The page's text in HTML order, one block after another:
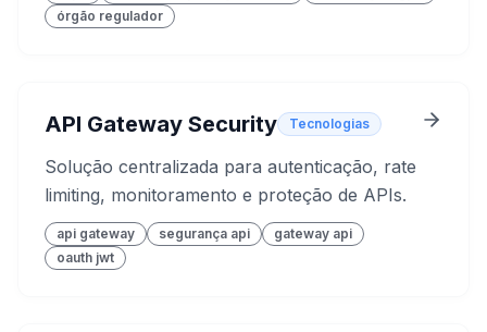
órgão regulador
API Gateway Security Tecnologias
Solução centralizada para autenticação, rate
limiting, monitoramento e proteção de APIs.
api gateway segurança api
gateway api
oauth jwt